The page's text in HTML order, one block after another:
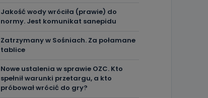
Jakość wody wróciła (prawie) do
normy. Jest komunikat sanepidu
Zatrzymany w Sośniach. Za połamane
tablice
Nowe ustalenia w sprawie OZC. Kto
spełnił warunki przetargu, a kto
próbował wrócić do gry?